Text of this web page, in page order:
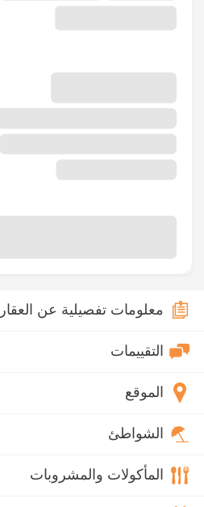
معلومات تفصيلية عن العقار
التقييمات
الموقع
الشواطئ
المأكولات والمشروبات